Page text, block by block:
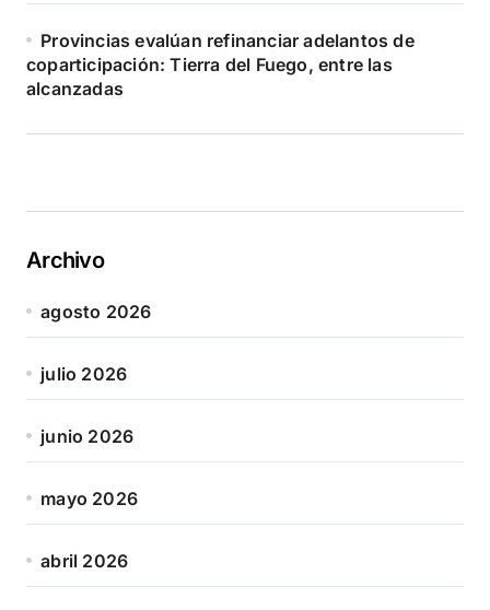
Provincias evalúan refinanciar adelantos de
coparticipación: Tierra del Fuego, entre las
alcanzadas
Archivo
agosto 2026
julio 2026
junio 2026
mayo 2026
abril 2026